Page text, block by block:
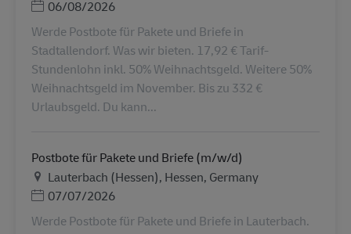
Posted Date
06/08/2026
Werde Postbote für Pakete und Briefe in
Stadtallendorf. Was wir bieten. 17,92 € Tarif-
Stundenlohn inkl. 50% Weihnachtsgeld. Weitere 50%
Weihnachtsgeld im November. Bis zu 332 €
Urlaubsgeld. Du kann...
Postbote für Pakete und Briefe (m/w/d)
地点Lauterbach (Hessen), Hessen, Germany
Posted Date
07/07/2026
Werde Postbote für Pakete und Briefe in Lauterbach.